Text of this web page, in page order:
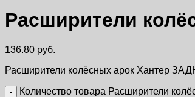
Расширители
136.80 руб.
Расширители колёсных арок Хантер
Количество товара Расширители